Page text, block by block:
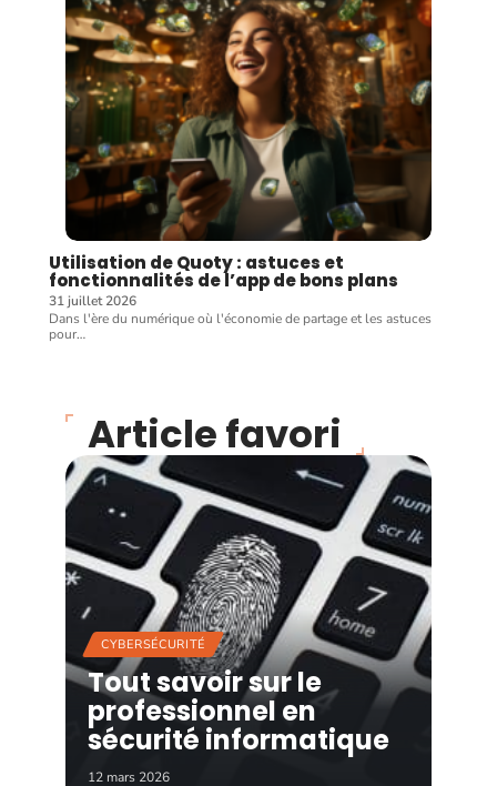
Utilisation de Quoty : astuces et
fonctionnalités de l’app de bons plans
31 juillet 2026
Dans l'ère du numérique où l'économie de partage et les astuces
pour…
Article favori
CYBERSÉCURITÉ
Tout savoir sur le
professionnel en
sécurité informatique
12 mars 2026